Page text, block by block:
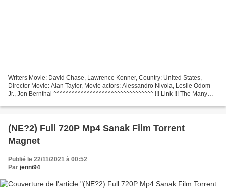
Writers Movie: David Chase, Lawrence Konner, Country: United States,
Director Movie: Alan Taylor, Movie actors: Alessandro Nivola, Leslie Odom
Jr., Jon Bernthal ^^^^^^^^^^^^^^^^^^^^^^^^^^^^^^^^^ !!! Link !!! The Many
(NE?2) Full 720P Mp4 Sanak Film Torrent
Magnet
Publié le 22/11/2021 à 00:52
Par jenni94